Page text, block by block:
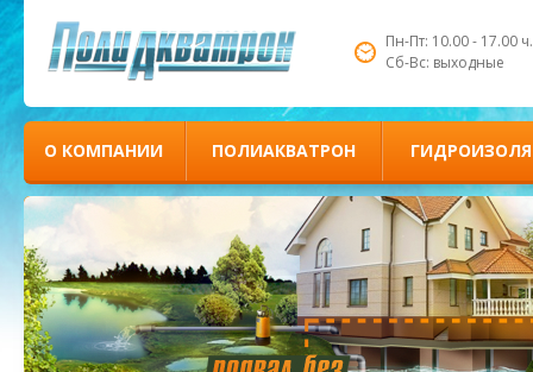
Пн-Пт: 10.00 - 17.00 ч.
Сб-Вс: выходные
О КОМПАНИИ ПОЛИАКВАТРОН